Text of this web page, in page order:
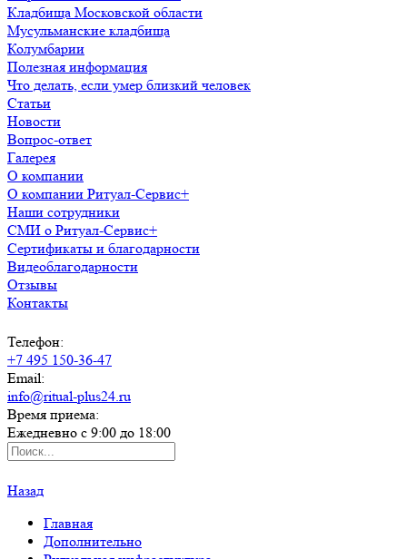
Кладбища Московской области
Мусульманские кладбища
Колумбарии
Полезная информация
Что делать, если умер близкий человек
Статьи
Новости
Вопрос-ответ
Галерея
О компании
О компании Ритуал-Сервис+
Наши сотрудники
СМИ о Ритуал-Сервис+
Сертификаты и благодарности
Видеоблагодарности
Отзывы
Контакты
Телефон:
+7 495 150-36-47
Email:
info@ritual-plus24.ru
Время приема:
Ежедневно с 9:00 до 18:00
Назад
Главная
Дополнительно